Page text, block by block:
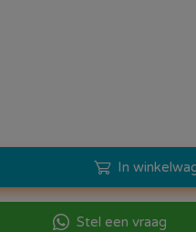
In
Stel een vraag